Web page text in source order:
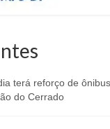
terá reforço de
do Cerrado